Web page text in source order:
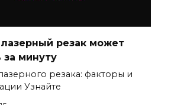
резак может
за минуту
резака: факторы и
Узнайте